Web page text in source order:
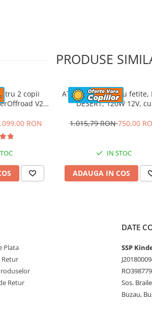
PRODUSE
2 copii
V2
RON
ATV electric pentru fetite,
DESERT, 120W 12V, cu
player, bluetooth, roz
1.015,79 RON750,00
IN STOC
ADAUGA IN COS
Plata
Retur
Retur
DATE
SSP
Sos.
Buzau,